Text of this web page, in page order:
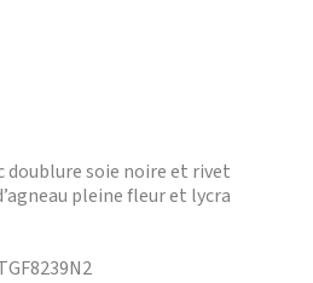
doublure soie noire et rivet
pleine fleur et lycra